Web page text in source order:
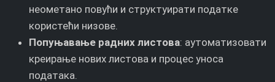
неометано повући и структуирати податке
користећи низове.
Попуњавање радних листова: аутоматизовати
креирање нових листова и процес уноса
података.